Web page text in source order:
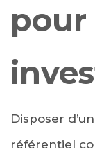
pour
Disposer
référentiel